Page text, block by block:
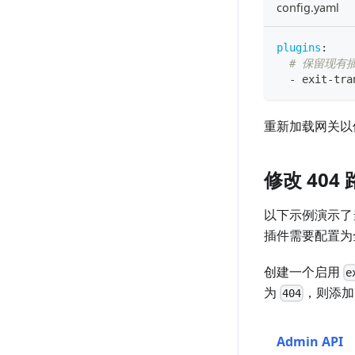
config.yaml
plugins :
# 保留现有
-
exit-
重新加载网关
修改 404
以下示例演示
插件需要配置
创建一个启用
为 404 ，则添
Admin API